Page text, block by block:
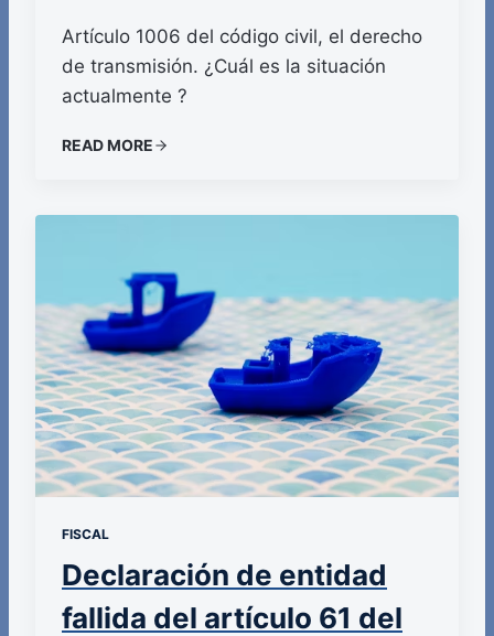
Artículo 1006 del código civil, el derecho
de transmisión. ¿Cuál es la situación
actualmente ?
READ MORE
FISCAL
Declaración de entidad
fallida del artículo 61 del